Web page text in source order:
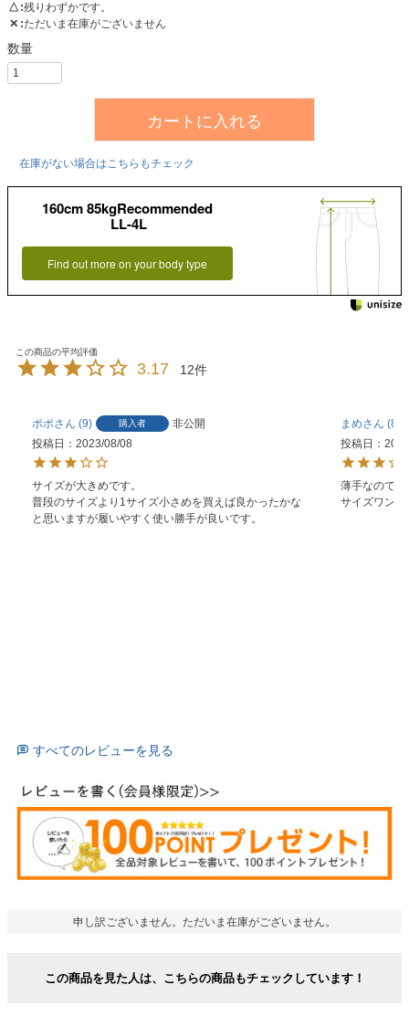
△ 残りわずかです。
✕ ただいま在庫がございません
カートに入れる
在庫がない場合はこちらもチェック
160cm 85kgRecommended
LL-4L
Find out more on your body type
3.17 12
ポポ 9 購入者
非公開
投稿日
2023/08/08
サイズが大きめです。
普段のサイズより1サイズ小さめを買えば良かったかな
と思いますが履いやすく使い勝手が良いです。
まめ
81
投稿日
薄手なので
サイズワン
すべてのレビューを見る
申し訳ございません。ただいま在庫がございません。
この商品を見た人は、こちらの商品もチェックしています！